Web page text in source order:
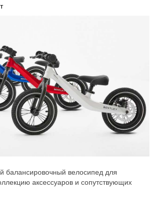
балансировочный велосипед для
аксессуаров и сопутствующих